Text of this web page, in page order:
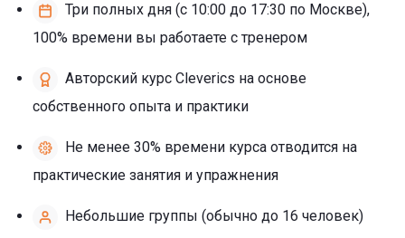
Три полных дня (с 10:00 до 17:30 по Москве),
100% времени вы работаете с тренером
Авторский курс Cleverics на основе
собственного опыта и практики
Не менее 30% времени курса отводится на
практические занятия и упражнения
Небольшие группы (обычно до 16 человек)